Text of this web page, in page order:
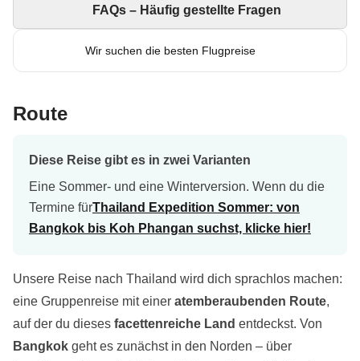
Wir suchen die besten Flugpreise
FAQs – Häufig gestellte Fragen
Route
Diese Reise gibt es in zwei Varianten
Eine Sommer- und eine Winterversion. Wenn du die
Termine fürThailand Expedition Sommer: von
Bangkok bis Koh Phangan suchst, klicke hier!
Unsere Reise nach Thailand wird dich sprachlos machen:
eine Gruppenreise mit einer atemberaubenden Route,
auf der du dieses facettenreiche Land entdeckst. Von
Bangkok geht es zunächst in den Norden – über